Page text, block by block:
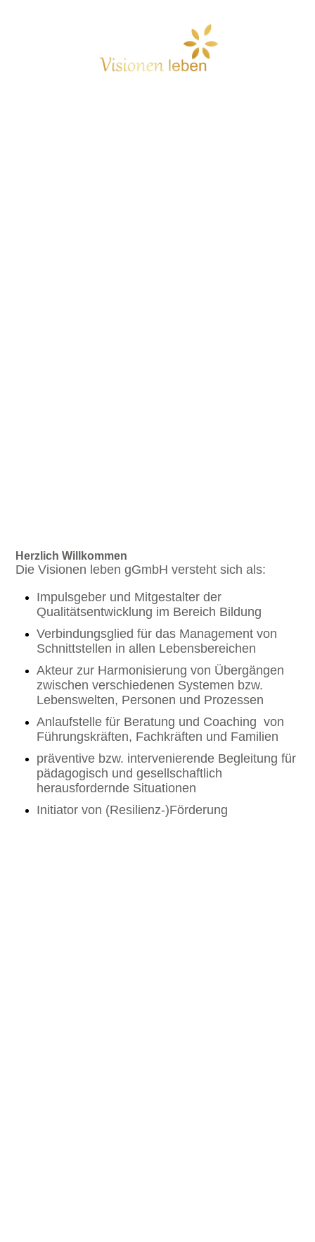
Herzlich Willkommen
Die Visionen leben gGmbH versteht sich als:
Impulsgeber und Mitgestalter der
Qualitätsentwicklung im Bereich Bildung
Verbindungsglied für das Management von
Schnittstellen in allen Lebensbereichen
Akteur zur Harmonisierung von Übergängen
zwischen verschiedenen Systemen bzw.
Lebenswelten, Personen und Prozessen
Anlaufstelle für Beratung und Coaching von
Führungskräften, Fachkräften und Familien
präventive bzw. intervenierende Begleitung für
pädagogisch und gesellschaftlich
herausfordernde Situationen
Initiator von (Resilienz-)Förderung